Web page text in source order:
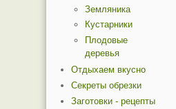
Земляника
Кустарники
Плодовые
деревья
Отдыхаем вкусно
Секреты обрезки
Заготовки - рецепты